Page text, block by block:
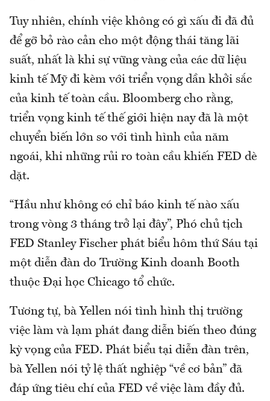
Tuy nhiên, chính việc không có gì xấu đi đã đủ
để gỡ bỏ rào cản cho một động thái tăng lãi
suất, nhất là khi sự vững vàng của các dữ liệu
kinh tế Mỹ đi kèm với triển vọng dần khởi sắc
của kinh tế toàn cầu. Bloomberg cho rằng,
triển vọng kinh tế thế giới hiện nay đã là một
chuyển biến lớn so với tình hình của năm
ngoái, khi những rủi ro toàn cầu khiến FED dè
dặt.
“Hầu như không có chỉ báo kinh tế nào xấu
trong vòng 3 tháng trở lại đây”, Phó chủ tịch
FED Stanley Fischer phát biểu hôm thứ Sáu tại
một diễn đàn do Trường Kinh doanh Booth
thuộc Đại học Chicago tổ chức.
Tương tự, bà Yellen nói tình hình thị trường
việc làm và lạm phát đang diễn biến theo đúng
kỳ vọng của FED. Phát biểu tại diễn đàn trên,
bà Yellen nói tỷ lệ thất nghiệp “về cơ bản” đã
đáp ứng tiêu chí của FED về việc làm đầy đủ.